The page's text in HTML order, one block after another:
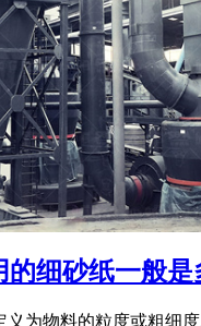
的细砂纸一般
义为物料的粒度或粗细